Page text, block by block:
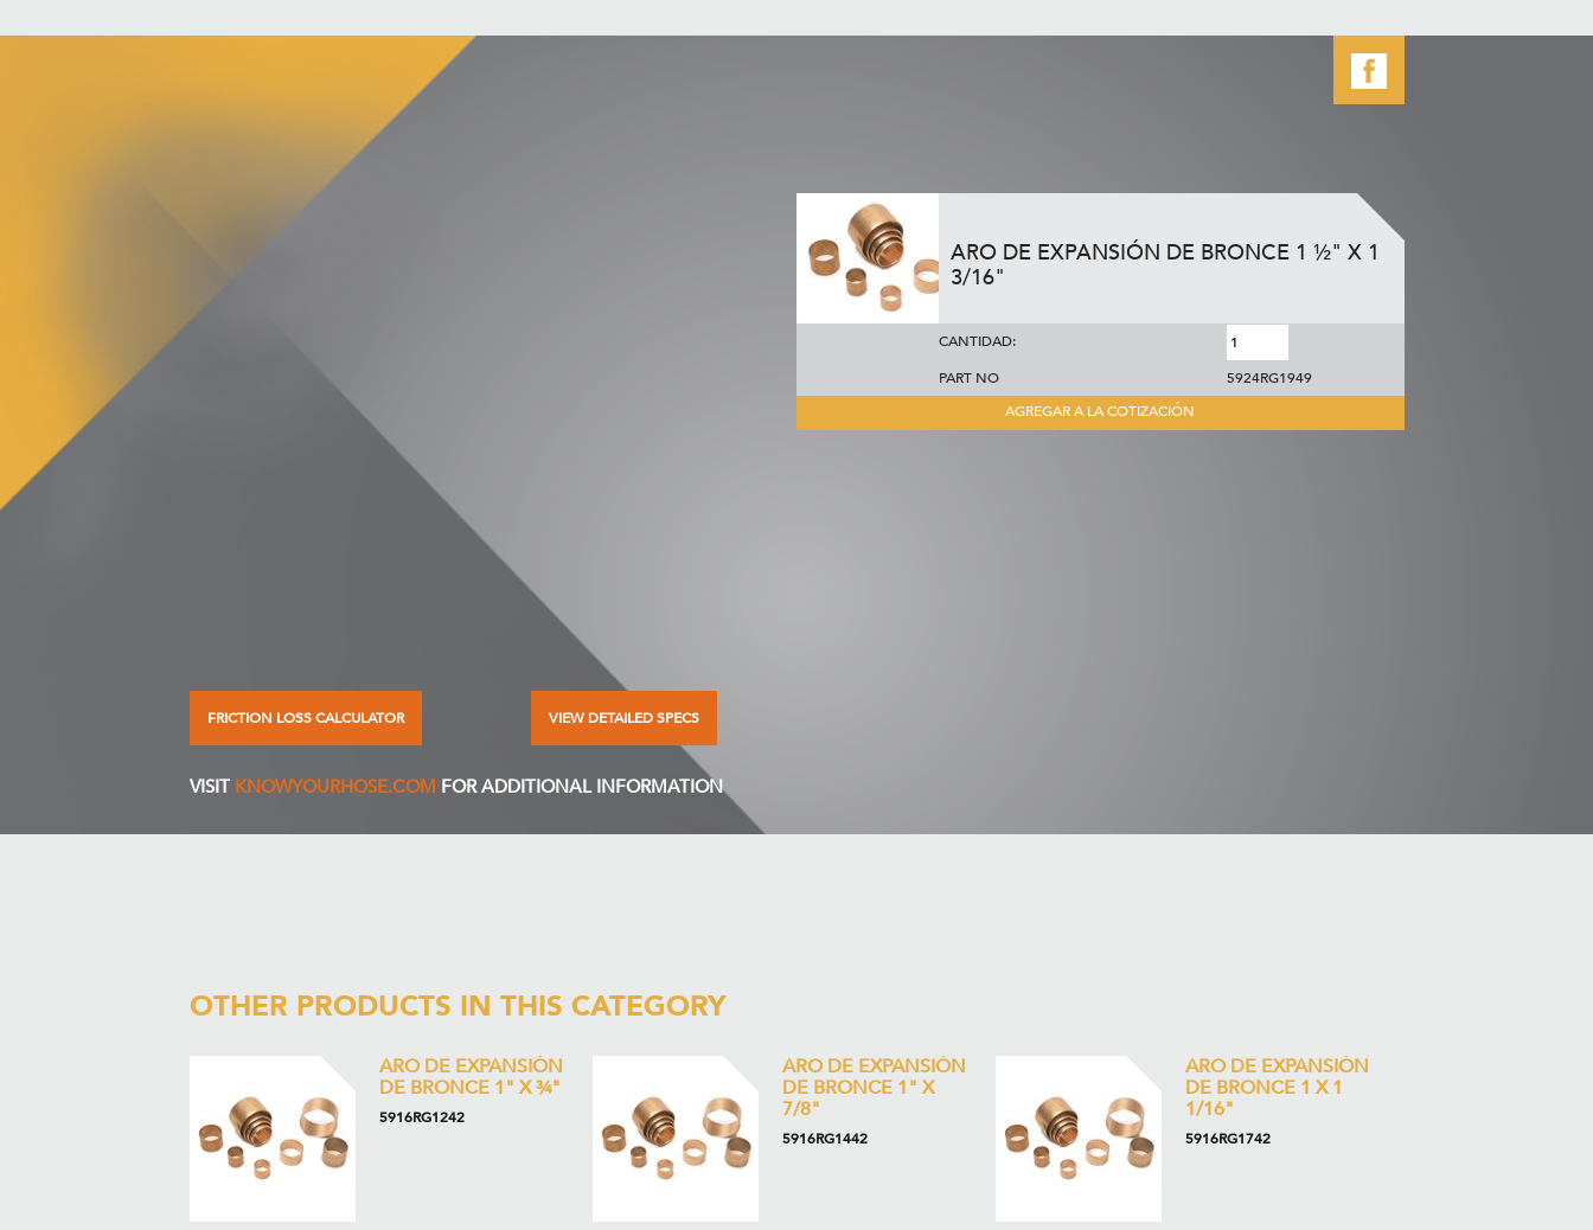
ARO DE EXPANSIÓN DE BRONCE 1 ½" X 1
3/16"
CANTIDAD:
PART NO
5924RG1949
AGREGAR A LA COTIZACIÓN
FRICTION LOSS CALCULATOR VIEW DETAILED SPECS
VISIT KNOWYOURHOSE.COM FOR ADDITIONAL INFORMATION
OTHER PRODUCTS IN THIS CATEGORY
ARO DE EXPANSIÓN
DE BRONCE 1" X ¾"
5916RG1242
ARO DE EXPANSIÓN
DE BRONCE 1" X
7/8"
5916RG1442
ARO DE EXPANSIÓN
DE BRONCE 1 X 1
1/16"
5916RG1742